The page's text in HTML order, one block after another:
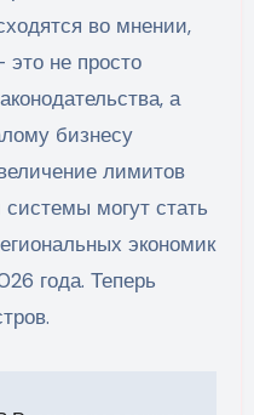
во мнении,
не просто
а
бизнесу
лимитов
могут стать
экономик
года. Теперь